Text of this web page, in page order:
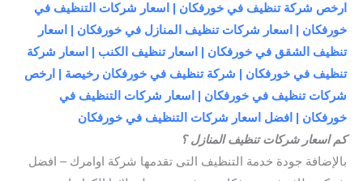
ارخص شركة تنظيف في خورفكان | اسعار شركات التنظيف في
خورفكان | اسعار شركات تنظيف المنازل في خورفكان | اسعار
تنظيف الشقق في خورفكان | اسعار تنظيف الكنب | اسعار شركة
تنظيف في خورفكان | شركة تنظيف في خورفكان رخيصة | ارخص
شركات تنظيف في خورفكان | اسعار شركات التنظيف في
خورفكان | افضل اسعار شركات التنظيف في خورفكان
كم اسعار شركات تنظيف المنازل ؟
بالإضافة جودة خدمة التنظيف التى تقدمها شركة اوامرك – افضل